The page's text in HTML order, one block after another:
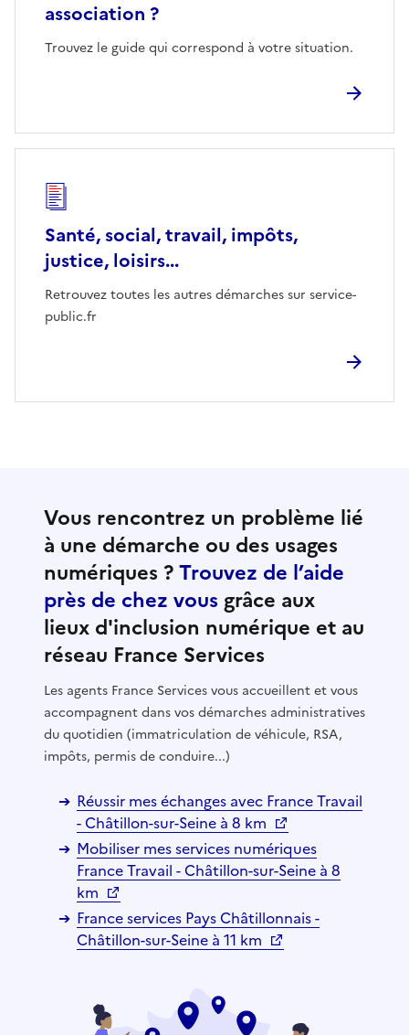
association ?
Trouvez le guide qui correspond à votre situation.
Santé, social, travail, impôts,
justice, loisirs...
Retrouvez toutes les autres démarches sur service-
public.fr
Vous rencontrez un problème lié
à une démarche ou des usages
numériques ?Trouvez de l’aide
près de chez vous grâce aux
lieux d'inclusion numérique et au
réseau France Services
Les agents France Services vous accueillent et vous
accompagnent dans vos démarches administratives
du quotidien (immatriculation de véhicule, RSA,
impôts, permis de conduire...)
Réussir mes échanges avec France Travail
- Châtillon-sur-Seine à 8 km
Mobiliser mes services numériques
France Travail - Châtillon-sur-Seine à 8
km
France services Pays Châtillonnais -
Châtillon-sur-Seine à 11 km